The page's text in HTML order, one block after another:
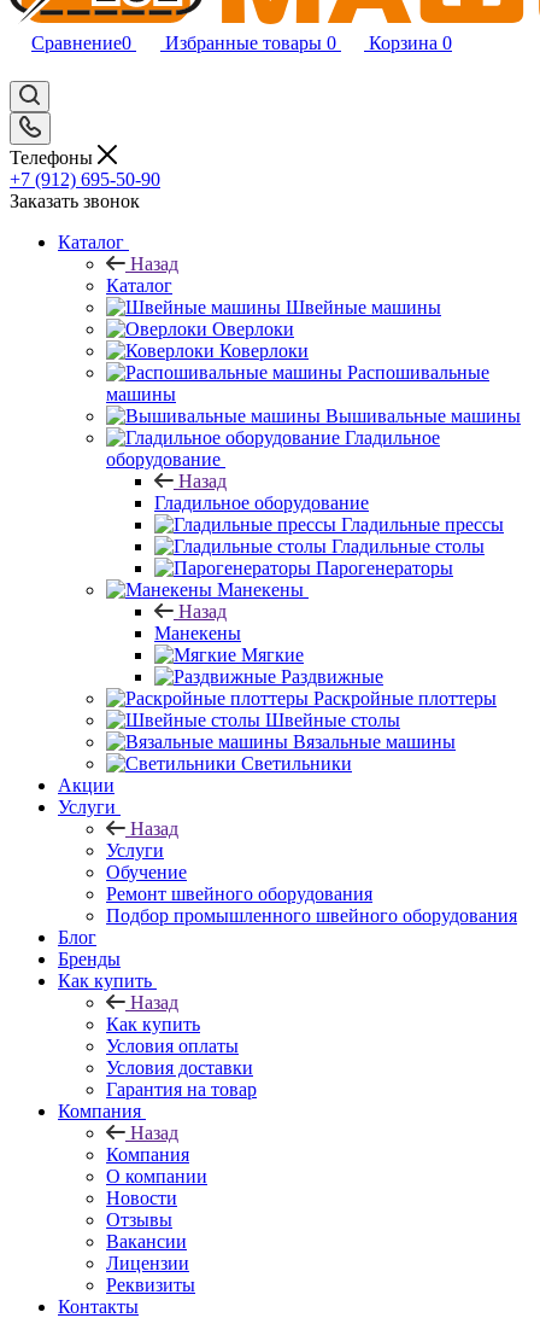
Сравнение0 Избранные товары 0 Корзина 0
Телефоны
+7 (912) 695-50-90
Заказать звонок
Каталог
Назад
Каталог
Швейные машины
Оверлоки
Коверлоки
Распошивальные
машины
Вышивальные машины
Гладильное
оборудование
Назад
Гладильное оборудование
Гладильные прессы
Гладильные столы
Парогенераторы
Манекены
Назад
Манекены
Мягкие
Раздвижные
Раскройные плоттеры
Швейные столы
Вязальные машины
Светильники
Акции
Услуги
Назад
Услуги
Обучение
Ремонт швейного оборудования
Подбор промышленного швейного оборудования
Блог
Бренды
Как купить
Назад
Как купить
Условия оплаты
Условия доставки
Гарантия на товар
Компания
Назад
Компания
О компании
Новости
Отзывы
Вакансии
Лицензии
Реквизиты
Контакты